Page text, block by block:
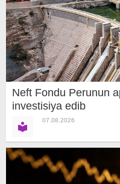
Neft Fondu Perunun
investisiya edib
07.08.2026